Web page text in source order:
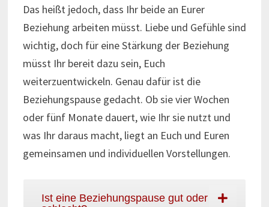
Das heißt jedoch, dass Ihr beide an Eurer
Beziehung arbeiten müsst. Liebe und Gefühle sind
wichtig, doch für eine Stärkung der Beziehung
müsst Ihr bereit dazu sein, Euch
weiterzuentwickeln. Genau dafür ist die
Beziehungspause gedacht. Ob sie vier Wochen
oder fünf Monate dauert, wie Ihr sie nutzt und
was Ihr daraus macht, liegt an Euch und Euren
gemeinsamen und individuellen Vorstellungen.
Ist eine Beziehungspause gut oder